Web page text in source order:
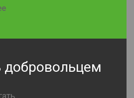
добровольцем